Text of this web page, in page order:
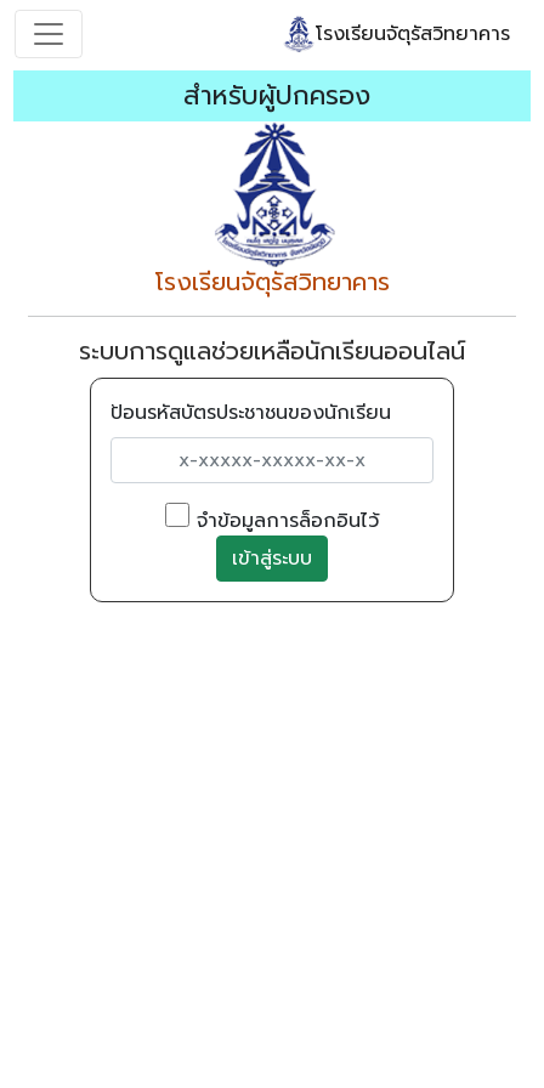
โรงเรียนจัตุรัสวิทยาคาร
สำหรับผู้ปกครอง
โรงเรียนจัตุรัสวิทยาคาร
ระบบการดูแลช่วยเหลือนักเรียนออนไลน์
ป้อนรหัสบัตรประชาชนของนักเรียน
จำข้อมูลการล็อกอินไว้